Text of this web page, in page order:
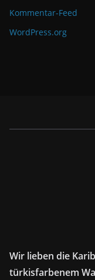
Kommentar-Feed
WordPress.org
Wir lieben die
türkisfarbenem